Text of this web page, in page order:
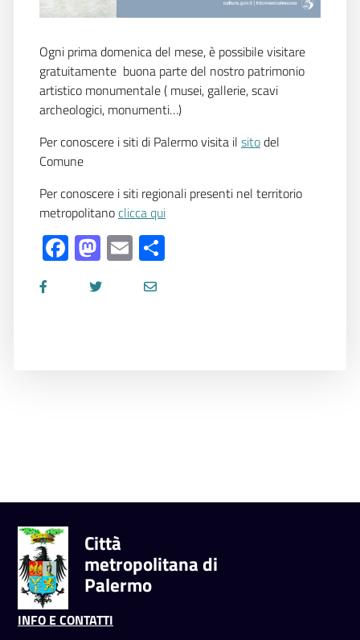
Ogni prima domenica del mese, è possibile visitare
gratuitamente buona parte del nostro patrimonio
artistico monumentale ( musei, gallerie, scavi
archeologici, monumenti…)
Per conoscere i siti di Palermo visita il sitodel
Comune
Per conoscere i siti regionali presenti nel territorio
metropolitanoclicca qui
Facebook
Mastodon
Email
Città
metropolitana di
Palermo
INFO E CONTATTI